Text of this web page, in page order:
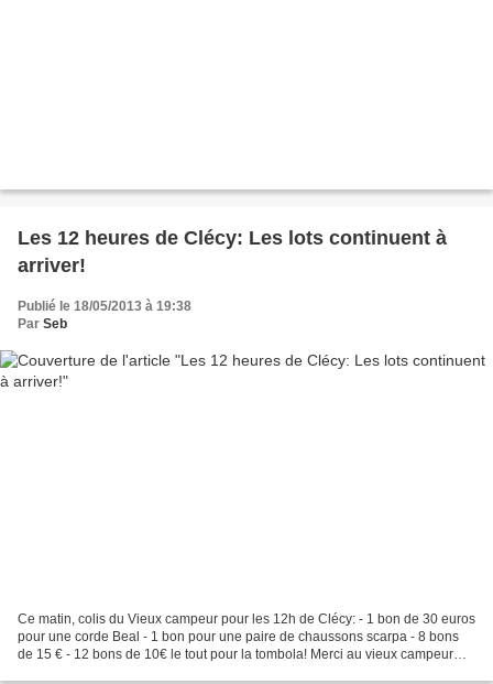
Les 12 heures de Clécy: Les lots continuent à
arriver!
Publié le 18/05/2013 à 19:38
Par Seb
Ce matin, colis du Vieux campeur pour les 12h de Clécy: - 1 bon de 30 euros
pour une corde Beal - 1 bon pour une paire de chaussons scarpa - 8 bons
de 15 € - 12 bons de 10€ le tout pour la tombola! Merci au vieux campeur